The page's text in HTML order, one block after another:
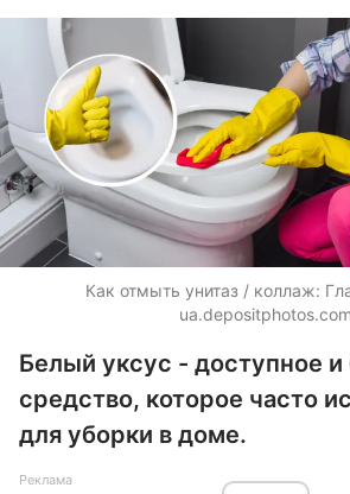
Как отмыть унитаз / коллаж:
ua.depositphotos.com
Белый уксус - доступное и
средство, которое часто
для уборки в доме.
Реклама